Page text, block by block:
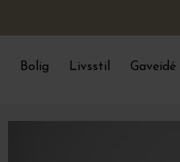
Bolig Livsstil Gaveidé